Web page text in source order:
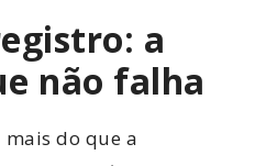
a
não falha
mais do que a